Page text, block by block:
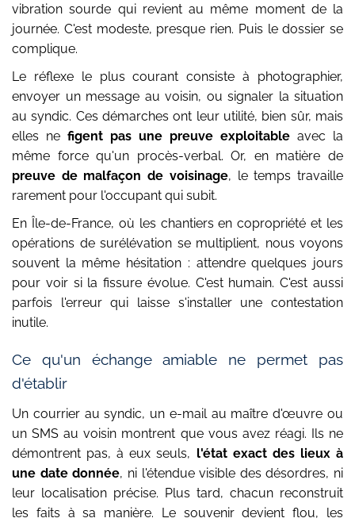
vibration sourde qui revient au même moment de la
journée. C'est modeste, presque rien. Puis le dossier se
complique.
Le réflexe le plus courant consiste à photographier,
envoyer un message au voisin, ou signaler la situation
au syndic. Ces démarches ont leur utilité, bien sûr, mais
elles ne figent pas une preuve exploitable avec la
même force qu'un procès-verbal. Or, en matière de
preuve de malfaçon de voisinage, le temps travaille
rarement pour l'occupant qui subit.
En Île-de-France, où les chantiers en copropriété et les
opérations de surélévation se multiplient, nous voyons
souvent la même hésitation : attendre quelques jours
pour voir si la fissure évolue. C'est humain. C'est aussi
parfois l'erreur qui laisse s'installer une contestation
inutile.
Ce qu'un échange amiable ne permet pas
d'établir
Un courrier au syndic, un e-mail au maître d'œuvre ou
un SMS au voisin montrent que vous avez réagi. Ils ne
démontrent pas, à eux seuls, l'état exact des lieux à
une date donnée, ni l'étendue visible des désordres, ni
leur localisation précise. Plus tard, chacun reconstruit
les faits à sa manière. Le souvenir devient flou, les